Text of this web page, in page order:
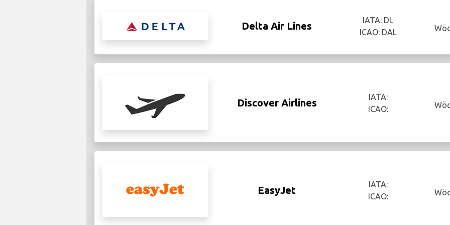
Delta Air Lines
IATA: DL
ICAO: DAL
Discover Airlines
IATA:
ICAO:
EasyJet
IATA:
ICAO: